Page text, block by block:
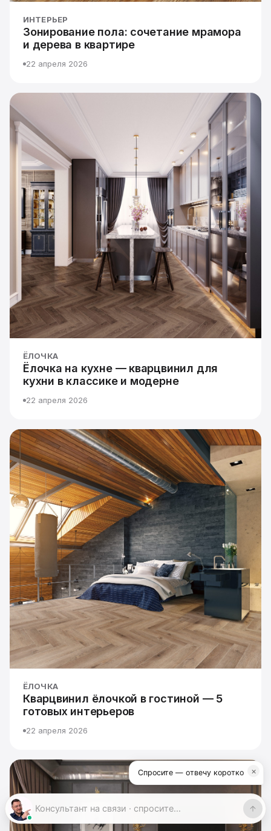
ИНТЕРЬЕР
Зонирование пола: сочетание мрамора
и дерева в квартире
22 апреля 2026
ЁЛОЧКА
Ёлочка на кухне — кварцвинил для
кухни в классике и модерне
22 апреля 2026
ЁЛОЧКА
Кварцвинил ёлочкой в гостиной — 5
готовых интерьеров
22 апреля 2026
Спросите — отвечу коротко ×